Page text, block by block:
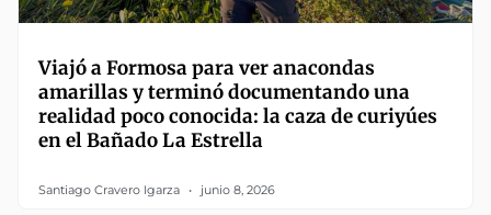
Viajó a Formosa para ver anacondas
amarillas y terminó documentando una
realidad poco conocida: la caza de curiyúes
en el Bañado La Estrella
Santiago Cravero Igarza junio 8, 2026